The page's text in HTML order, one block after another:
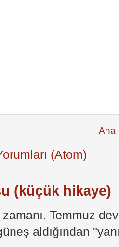
Ana
(Atom)
(küçük hikaye)
zamanı. Temmuz
aldığından